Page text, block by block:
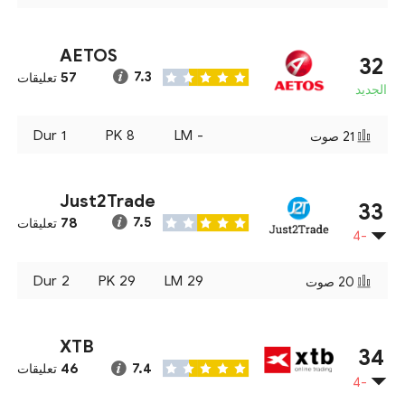
32
الجديد
AETOS
7.3
57 تعليقات
21 صوت -
LM
8
PK
1
Dur
33
-4
Just2Trade
7.5
78 تعليقات
20 صوت 29
LM
29
PK
2
Dur
34
-4
XTB
7.4
46 تعليقات